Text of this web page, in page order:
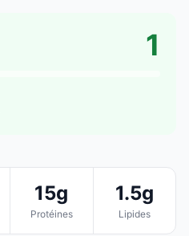
1
15g
Protéines
1.5g
Lipides